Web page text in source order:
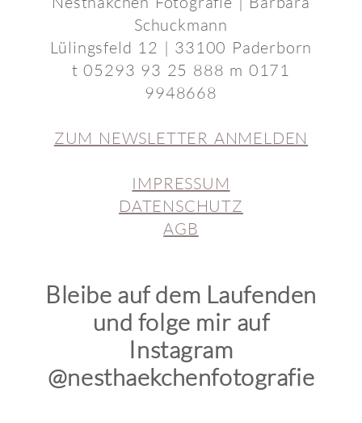
Schuckmann
Lülingsfeld 12 | 33100 Paderborn
t 05293 93 25 888 m 0171
9948668
ZUM NEWSLETTER ANMELDEN
IMPRESSUM
DATENSCHUTZ
AGB
Bleibe auf dem Laufenden
und folge mir auf
Instagram
@nesthaekchenfotografie